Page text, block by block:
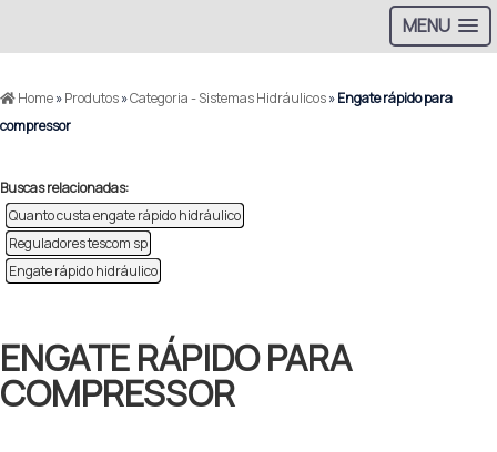
MENU
Home»Produtos»Categoria - Sistemas Hidráulicos»Engate rápido para
compressor
Buscas relacionadas:
Quanto custa engate rápido hidráulico
Reguladores tescom sp
Engate rápido hidráulico
ENGATE RÁPIDO PARA
COMPRESSOR